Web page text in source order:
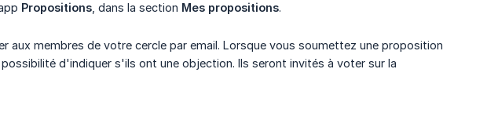
Propositions , dans la section Mes propositions.
aux membres de votre cercle par email. Lorsque vous soumettez une proposition
d'indiquer s'ils ont une objection. Ils seront invités à voter sur la